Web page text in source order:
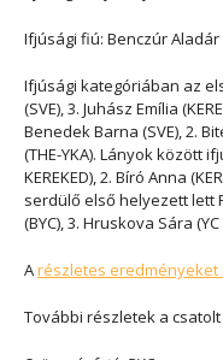
Ifjúsági fiú: Benczúr Aladár
Ifjúsági kategóriában az
(SVE), 3. Juhász Emília
Benedek Barna (SVE), 2.
(THE-YKA). Lányok között
KEREKED), 2. Bíró Anna
serdülő első helyezett lett
(BYC), 3. Hruskova Sára
Arészletes eredményeket
További részletek a